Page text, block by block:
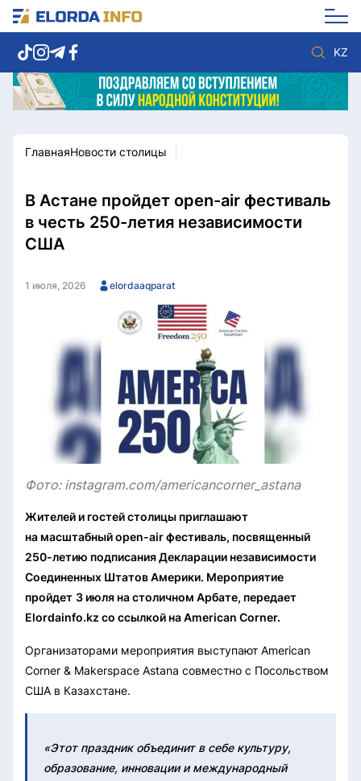
KZ
Новости столицы
Политика
Спорт
Культура
Мнение
Видео
Мир
Послание
ГлавнаяНовости столицы
В Астане пройдет open-air фестиваль
в честь 250-летия независимости
США
1 июля, 2026 elordaaqparat
Фото: instagram.com/americancorner_astana
Жителей и гостей столицы приглашают
на масштабный open-air фестиваль, посвященный
250-летию подписания Декларации независимости
Соединенных Штатов Америки. Мероприятие
пройдет 3 июля на столичном Арбате, передает
Elordainfo.kz со ссылкой на American Corner.
Организаторами мероприятия выступают American
Corner & Makerspace Astana совместно с Посольством
США в Казахстане.
«Этот праздник объединит в себе культуру,
образование, инновации и международный